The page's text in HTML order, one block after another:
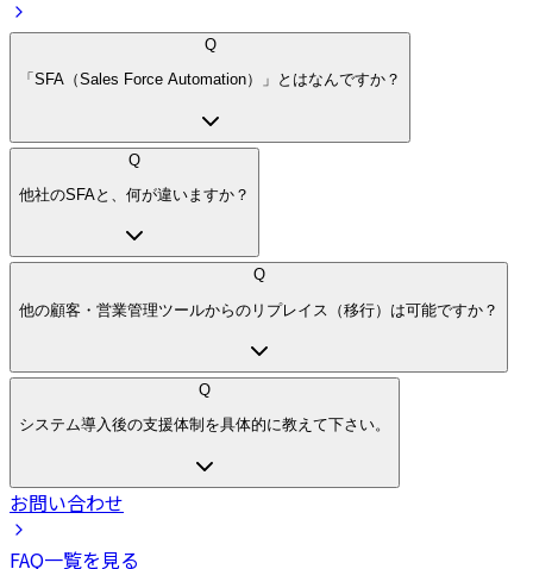
Q
「SFA（Sales Force Automation）」とはなんですか？
Q
他社のSFAと、何が違いますか？
Q
他の顧客・営業管理ツールからのリプレイス（移行）は可能ですか？
Q
システム導入後の支援体制を具体的に教えて下さい。
お問い合わせ
FAQ一覧を見る